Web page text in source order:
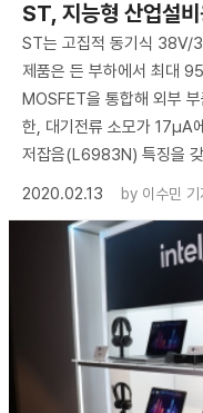
ST, 지능형 산업설
ST는 고집적 동기식 38V/
제품은 든 부하에서 최대
MOSFET을 통합해 외부
한, 대기전류 소모가 17μA
저잡음(L6983N) 특징을
2020.02.13
by 이수민 기